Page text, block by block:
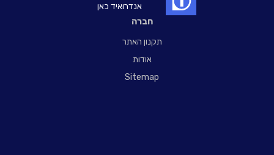
חברה
תקנון האתר
אודות
Sitemap
אנדרואיד כאן